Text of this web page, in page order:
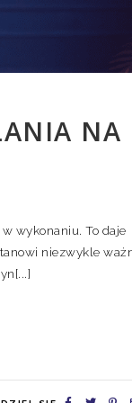
NA
wykonaniu. To daje
niezwykle